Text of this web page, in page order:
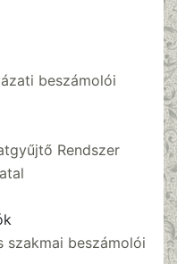
beszámolói
Rendszer
szakmai beszámolói